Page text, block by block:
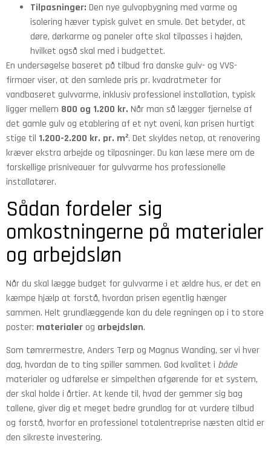
Tilpasninger: Den nye gulvopbygning med varme og
isolering hæver typisk gulvet en smule. Det betyder, at
døre, dørkarme og paneler ofte skal tilpasses i højden,
hvilket også skal med i budgettet.
En undersøgelse baseret på tilbud fra danske gulv- og VVS-
firmaer viser, at den samlede pris pr. kvadratmeter for
vandbaseret gulvvarme, inklusiv professionel installation, typisk
ligger mellem 800 og 1.200 kr. Når man så lægger fjernelse af
det gamle gulv og etablering af et nyt oveni, kan prisen hurtigt
stige til 1.200-2.200 kr. pr. m². Det skyldes netop, at renovering
kræver ekstra arbejde og tilpasninger. Du kan læse mere om de
forskellige prisniveauer for gulvvarme hos professionelle
installatører.
Sådan fordeler sig
omkostningerne på materialer
og arbejdsløn
Når du skal lægge budget for gulvvarme i et ældre hus, er det en
kæmpe hjælp at forstå, hvordan prisen egentlig hænger
sammen. Helt grundlæggende kan du dele regningen op i to store
poster: materialerog arbejdsløn.
Som tømrermestre, Anders Terp og Magnus Wanding, ser vi hver
dag, hvordan de to ting spiller sammen. God kvalitet i både
materialer og udførelse er simpelthen afgørende for et system,
der skal holde i årtier. At kende til, hvad der gemmer sig bag
tallene, giver dig et meget bedre grundlag for at vurdere tilbud
og forstå, hvorfor en professionel totalentreprise næsten altid er
den sikreste investering.